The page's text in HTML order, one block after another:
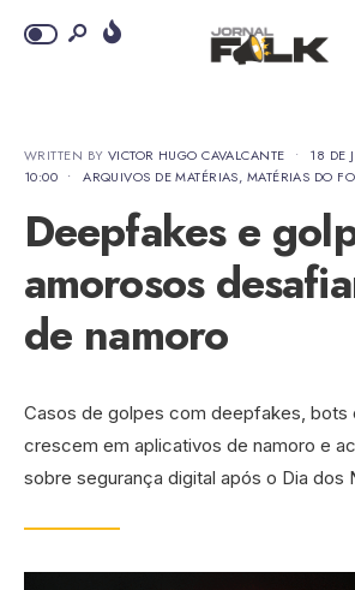
WRITTEN BY VICTOR HUGO CAVALCANTE • 18 DE
10:00 • ARQUIVOS DE MATÉRIAS, MATÉRIAS DO
Deepfakes e
amorosos
de namoro
Casos de golpes com deepfakes, bots
crescem em aplicativos de namoro e
sobre segurança digital após o Dia dos